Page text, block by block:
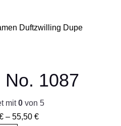
1087
mit0von 5
–55,50€